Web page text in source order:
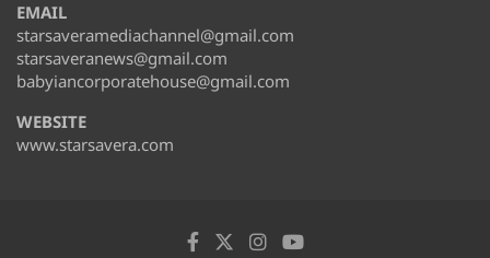
EMAIL
starsaveramediachannel@gmail.com
starsaveranews@gmail.com
babyiancorporatehouse@gmail.com
WEBSITE
www.starsavera.com